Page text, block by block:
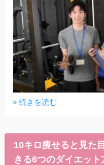
» 続きを読む
10キロ痩せると見た
きる6つのダイエット